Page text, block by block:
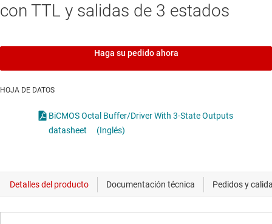
con TTL y salidas de 3 estados
Haga su pedido ahora
HOJA DE DATOS
BiCMOS Octal Buffer/Driver With 3-State Outputs
datasheet
(Inglés)